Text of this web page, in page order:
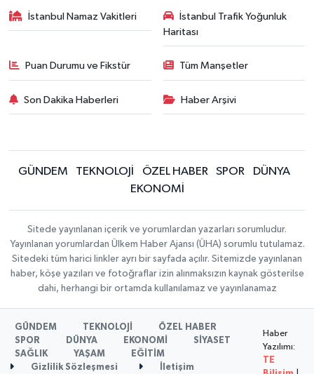
İstanbul Namaz Vakitleri
İstanbul Trafik Yoğunluk
Haritası
Puan Durumu ve Fikstür Tüm Manşetler
Son Dakika Haberleri Haber Arşivi
GÜNDEM TEKNOLOJİ ÖZEL HABER SPOR
DÜNYA
EKONOMİ
Sitede yayınlanan içerik ve yorumlardan yazarları sorumludur.
Yayınlanan yorumlardan Ülkem Haber Ajansı (ÜHA) sorumlu tutulamaz.
Sitedeki tüm harici linkler ayrı bir sayfada açılır. Sitemizde yayınlanan
haber, köşe yazıları ve fotoğraflar izin alınmaksızın kaynak gösterilse
dahi, herhangi bir ortamda kullanılamaz ve yayınlanamaz
GÜNDEM TEKNOLOJİ
ÖZEL HABER
SPOR
DÜNYA EKONOMİ
SİYASET
SAĞLIK
YAŞAM
EĞİTİM
Gizlilik Sözleşmesi
İletişim
Haber
Yazılımı:
TE